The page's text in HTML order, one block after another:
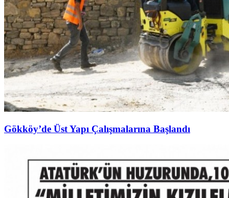
Gökköy’de Üst Yapı Çalışmalarına Başlandı